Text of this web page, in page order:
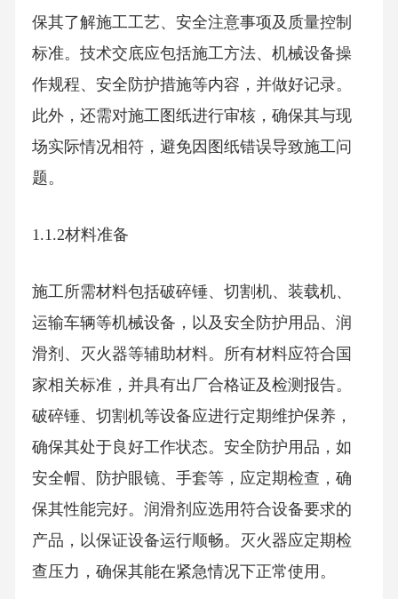
保其了解施工工艺、安全注意事项及质量控制
标准。技术交底应包括施工方法、机械设备操
作规程、安全防护措施等内容，并做好记录。
此外，还需对施工图纸进行审核，确保其与现
场实际情况相符，避免因图纸错误导致施工问
题。
1.1.2材料准备
施工所需材料包括破碎锤、切割机、装载机、
运输车辆等机械设备，以及安全防护用品、润
滑剂、灭火器等辅助材料。所有材料应符合国
家相关标准，并具有出厂合格证及检测报告。
破碎锤、切割机等设备应进行定期维护保养，
确保其处于良好工作状态。安全防护用品，如
安全帽、防护眼镜、手套等，应定期检查，确
保其性能完好。润滑剂应选用符合设备要求的
产品，以保证设备运行顺畅。灭火器应定期检
查压力，确保其能在紧急情况下正常使用。